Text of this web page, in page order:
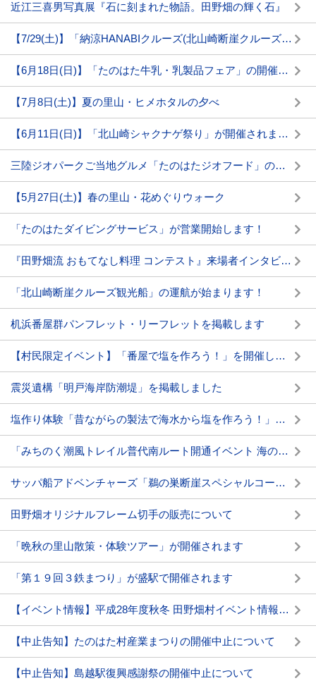
近江三喜男写真展『石に刻まれた物語。田野畑の輝く石』
【7/29(土)】「納涼HANABIクルーズ(北山崎断崖クルーズ観光船)」について
【6月18日(日)】「たのはた牛乳・乳製品フェア」の開催について
【7月8日(土)】夏の里山・ヒメホタルの夕べ
【6月11日(日)】「北山崎シャクナゲ祭り」が開催されます！
三陸ジオパークご当地グルメ「たのはたジオフード」の紹介
【5月27日(土)】春の里山・花めぐりウォーク
「たのはたダイビングサービス」が営業開始します！
『田野畑流 おもてなし料理 コンテスト』来場者インタビュー動画を掲載しました
「北山崎断崖クルーズ観光船」の運航が始まります！
机浜番屋群パンフレット・リーフレットを掲載します
【村民限定イベント】「番屋で塩を作ろう！」を開催します
震災遺構「明戸海岸防潮堤」を掲載しました
塩作り体験「昔ながらの製法で海水から塩を作ろう！」を開催します
「みちのく潮風トレイル普代南ルート開通イベント 海のアルプスウォーキング」を開催します
サッパ船アドベンチャーズ「鵜の巣断崖スペシャルコース！」を開催します
田野畑オリジナルフレーム切手の販売について
「晩秋の里山散策・体験ツアー」が開催されます
「第１９回３鉄まつり」が盛駅で開催されます
【イベント情報】平成28年度秋冬 田野畑村イベント情報まとめ
【中止告知】たのはた村産業まつりの開催中止について
【中止告知】島越駅復興感謝祭の開催中止について